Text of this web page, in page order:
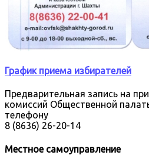
График приема избирателей
Предварительная запись на
комиссий Общественной
телефону
8 (8636) 26-20-14
Местное самоуправление